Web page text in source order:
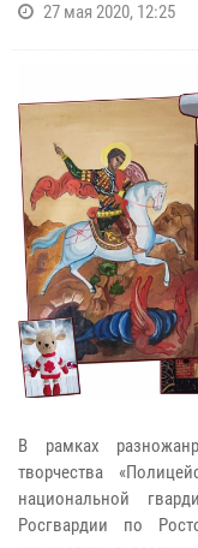
27 мая 2020, 12:25
В рамках
творчества
национальной
Росгвардии по